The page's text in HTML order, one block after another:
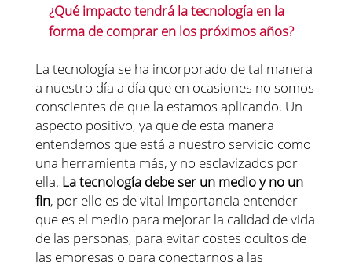
¿Qué impacto tendrá la tecnología en la
forma de comprar en los próximos años?
La tecnología se ha incorporado de tal manera
a nuestro día a día que en ocasiones no somos
conscientes de que la estamos aplicando. Un
aspecto positivo, ya que de esta manera
entendemos que está a nuestro servicio como
una herramienta más, y no esclavizados por
ella. La tecnología debe ser un medio y no un
fin, por ello es de vital importancia entender
que es el medio para mejorar la calidad de vida
de las personas, para evitar costes ocultos de
las empresas o para conectarnos a las